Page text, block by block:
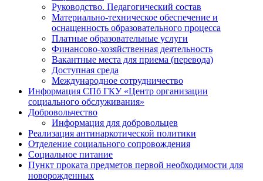
Руководство. Педагогический состав
Материально-техническое обеспечение и
оснащенность образовательного процесса
Платные образовательные услуги
Финансово-хозяйственная деятельность
Вакантные места для приема (перевода)
Доступная среда
Международное сотрудничество
Информация СПб ГКУ «Центр организации
социального обслуживания»
Добровольчество
Информация для добровольцев
Реализация антинаркотической политики
Отделение социального сопровождения
Социальное питание
Пункт проката предметов первой необходимости для
новорожденных